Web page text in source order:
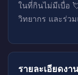
ในที่กินไม่มีเบื่อ
วิทยากร และร่ว
รายละเอียดงาน